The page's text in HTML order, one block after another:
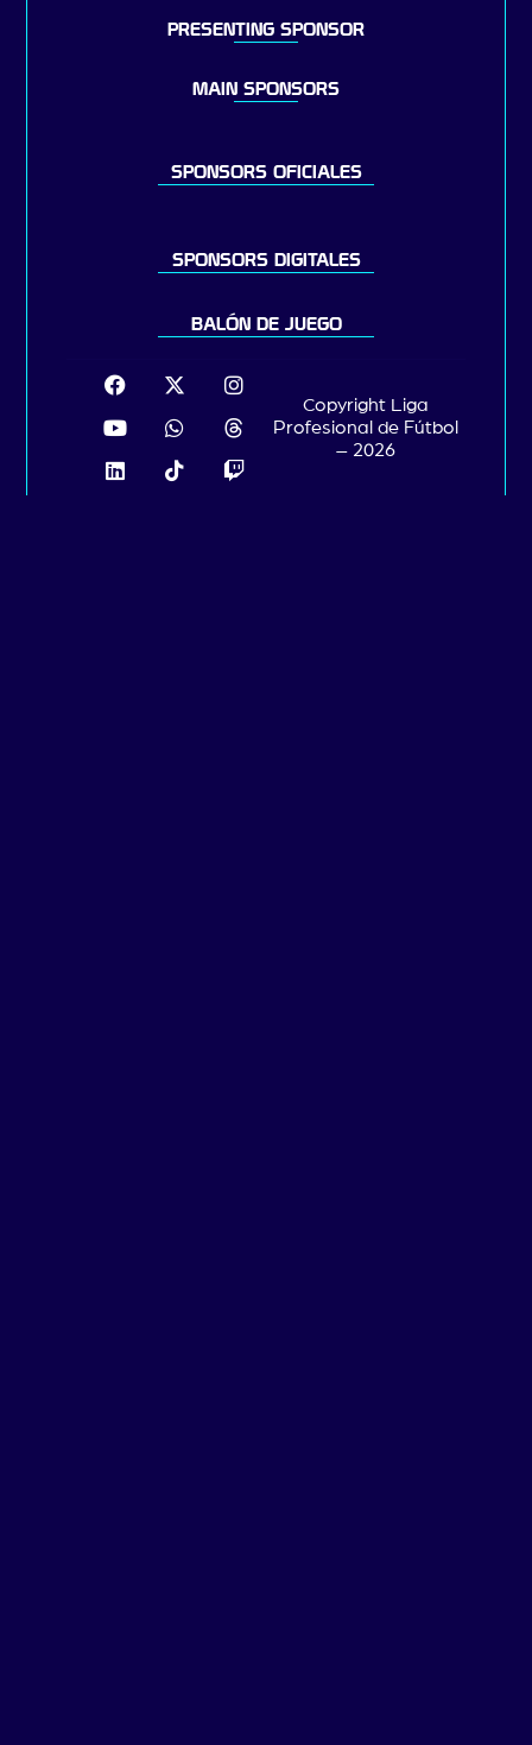
PRESENTING SPONSOR
MAIN SPONSORS
SPONSORS OFICIALES
SPONSORS DIGITALES
BALÓN DE JUEGO
Copyright Liga
Profesional de Fútbol
– 2026